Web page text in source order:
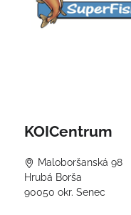
KOICentrum
Maloboršanská 98
Hrubá Borša
90050 okr. Senec